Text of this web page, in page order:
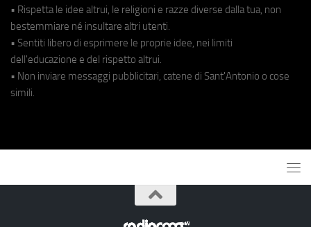
• Rispetta le idee altrui, le religioni e razze diverse dalla tua, non
bestemmiare né insultare altri utenti.
• Sentiti libero di esprimere le proprie idee, nei limiti
dell'educazione e del rispetto altrui.
• Non inviare messaggi pubblicitari, catene di Sant'Antonio o cose
simili.